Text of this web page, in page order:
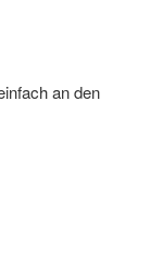
an den